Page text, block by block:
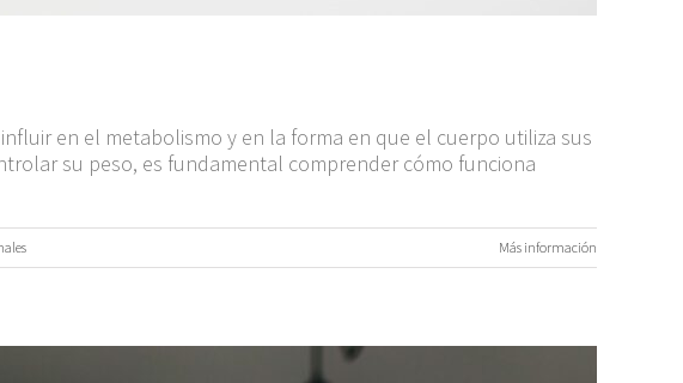
en el metabolismo y en la forma en que el cuerpo utiliza sus
su peso, es fundamental comprender cómo funciona
Más información